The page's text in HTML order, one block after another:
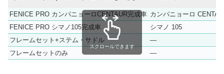
FENICE PRO カンパニョーロCENTAUR完成車 カンパニョーロ
FENICE PRO シマノ105完成車
シマノ 105
フレームセット+ステム・サドル
—
フレームセットのみ
—
スクロールできます